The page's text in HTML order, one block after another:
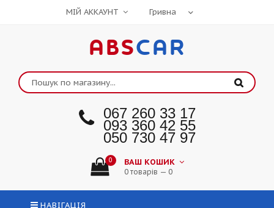
МІЙ АККАУНТ
ABSCAR
067 260 33 17
093 360 42 55
050 730 47 97
0 ВАШ КОШИК
0 товарів — 0
НАВІГАЦІЯ